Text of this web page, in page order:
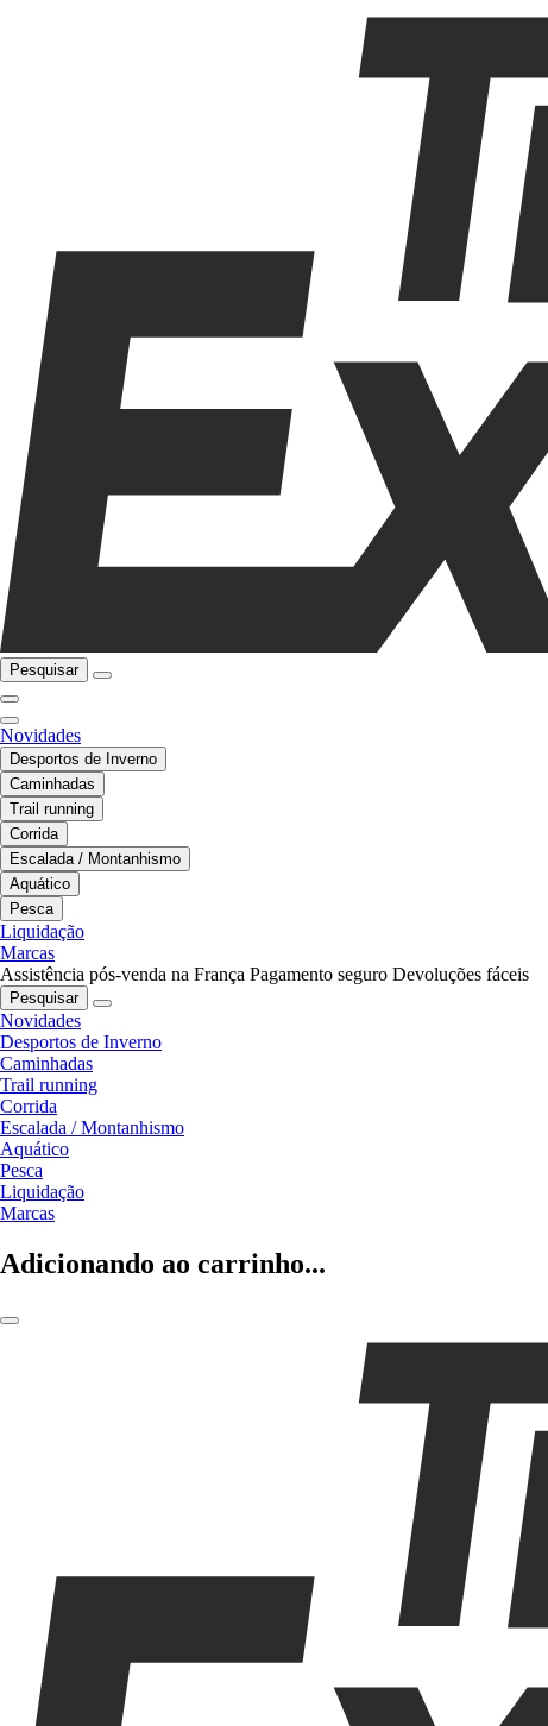
Pesquisar
Novidades
Desportos de Inverno
Caminhadas
Trail running
Corrida
Escalada / Montanhismo
Aquático
Pesca
Liquidação
Marcas
Assistência pós-venda na França Pagamento seguro Devoluções fáceis
Pesquisar
Novidades
Desportos de Inverno
Caminhadas
Trail running
Corrida
Escalada / Montanhismo
Aquático
Pesca
Liquidação
Marcas
Adicionando ao carrinho...